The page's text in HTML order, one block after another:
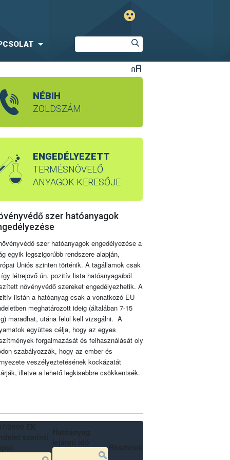
NÉBIH
ZÖLDSZÁM
ENGEDÉLYEZETT
TERMÉSNÖVELŐ
ANYAGOK KERESŐJE
szer hatóanyagok
szer hatóanyagok engedélyezése a
egyik legszigorúbb rendszere alapján,
Uniós szinten történik. A tagállamok csak
létrejövő ún. pozitív lista hatóanyagaiból
növényvédő szereket engedélyezhetik. A
listán a hatóanyag csak a vonatkozó EU
meghatározott ideig (általában 7-15
maradhat, utána felül kell vizsgálni. A
együttes célja, hogy az egyes
forgalmazását és felhasználását oly
szabályozzák, hogy az ember és
veszélyeztetésének kockázatát
illetve a lehető legkisebbre csökkentsék.